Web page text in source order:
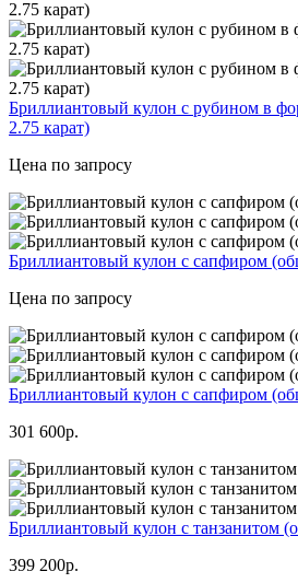
Бриллиантовый кулон с рубином в
2.75 карат)
Цена по запросу
Бриллиантовый кулон с сапфиром
Цена по запросу
Бриллиантовый кулон с сапфиром
301 600р.
Бриллиантовый кулон с танзанитом
399 200р.